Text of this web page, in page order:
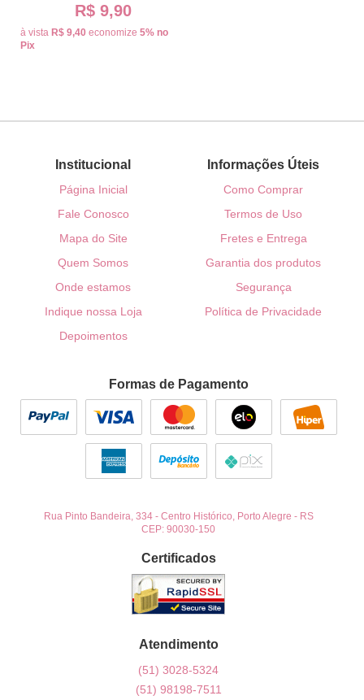
R$ 9,90
à vista R$ 9,40 economize 5% no
Pix
Institucional
Página Inicial
Fale Conosco
Mapa do Site
Quem Somos
Onde estamos
Indique nossa Loja
Depoimentos
Informações Úteis
Como Comprar
Termos de Uso
Fretes e Entrega
Garantia dos produtos
Segurança
Política de Privacidade
Formas de Pagamento
Rua Pinto Bandeira, 334- Centro Histórico, Porto Alegre - RS
CEP: 90030-150
Certificados
Atendimento
(51) 3028-5324
(51) 98198-7511